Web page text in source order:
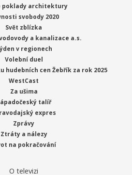
poklady architektury
svobody 2020
Svět zblízka
a kanalizace a.s.
v regionech
Volební duel
hudebních cen Žebřík za rok 2025
WestCast
Za ušima
talíř
expres
Zprávy
Ztráty a nálezy
na pokračování
O televizi